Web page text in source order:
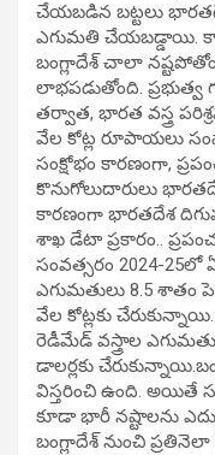
చేయబడిన బట్టలు
ఎగుమతి చేయబడ్డాయి.
బంగ్లాదేశ్ చాలా
లాభపడుతోంది. ప్రభుత్వ
తర్వాత, భారత వస్త్ర
వేల కోట్ల రూపాయలు
సంక్షోభం కారణంగా,
కొనుగోలుదారులు
కారణంగా భారతదేశ
శాఖ డేటా ప్రకారం.. ప్రపంచ
సంవత్సరం 2024-25లో
ఎగుమతులు 8.5 శాతం
వేల కోట్లకు
రెడీమేడ్ వస్త్రాల
డాలర్లకు
విస్తరించి ఉంది. అయితే
కూడా భారీ నష్టాలను
బంగ్లాదేశ్ నుంచి